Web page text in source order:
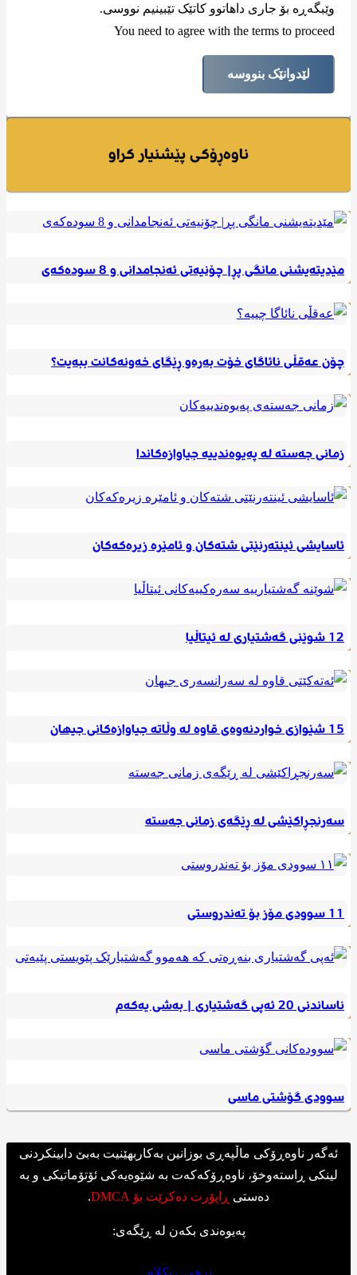
وێبگەڕە بۆ جاری داهاتوو کاتێک تێبینیم نووسی.
You need to agree with the terms to proceed
لێدوانێک بنووسە
ناوەڕۆکی پێشنیار کراو
مێدیتەیشنی مانگی پڕ| چۆنیەتی ئەنجامدانی و 8 سودەکەی
چۆن عەقڵی نائاگای خۆت بەرەو ڕێگای خەونەکانت ببەیت؟
زمانی جەستە لە پەیوەندییە جیاوازەکاندا
ئاسایشی ئینتەرنێتی شتەکان و ئامێرە زیرەکەکان
12 شوێنی گەشتیاری لە ئیتاڵیا
15 شێوازی خواردنەوەی قاوە لە وڵاتە جیاوازەکانی جیهان
سەرنجڕاکێشی لە ڕێگەی زمانی جەستە
11 سوودی مۆز بۆ تەندروستی
ناساندنی 20 ئەپی گەشتیاری | بەشی یەکەم
سوودی گۆشتی ماسی
ئەگەر ناوەڕۆکی ماڵپەڕی بوزانین بەکاربهێنیت بەبێ دابینکردنی
لینکی ڕاستەوخۆ، ناوەڕۆکەکەت بە شێوەیەکی ئۆتۆماتیکی و بە
دەستی ڕاپۆرت دەکرێت بۆ DMCA .
پەیوەندی بکەن لە ڕێگەی:
نرخی ڕیکلام